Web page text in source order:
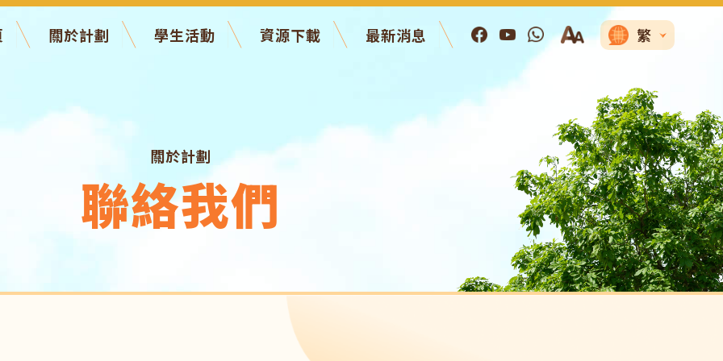
繁
關於計劃 學生活動 資源下載 最新消息
關於計劃
聯絡我們